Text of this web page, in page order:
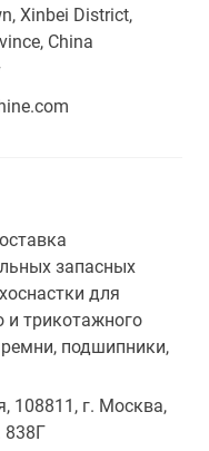
Xinbei District,
China
запасных
для
и трикотажного
подшипники,
108811, г. Москва,
838Г